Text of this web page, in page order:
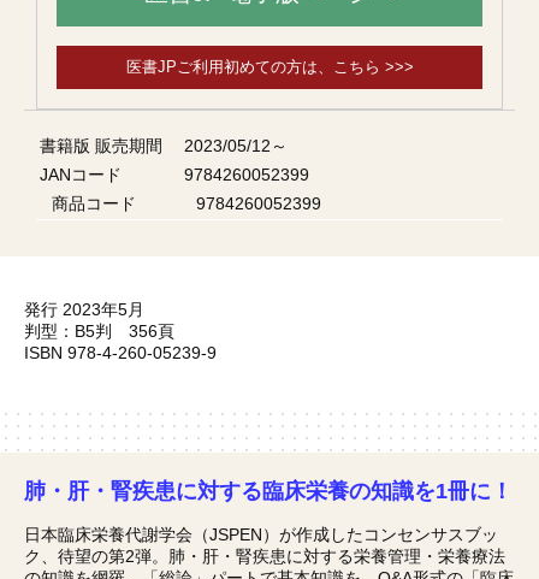
医書JPご利用初めての方は、こちら >>>
書籍版 販売期間
2023/05/12～
JANコード
9784260052399
商品コード
9784260052399
発行 2023年5月
判型：B5判 356頁
ISBN 978-4-260-05239-9
肺・肝・腎疾患に対する臨床栄養の知識を1冊に！
日本臨床栄養代謝学会（JSPEN）が作成したコンセンサスブッ
ク、待望の第2弾。肺・肝・腎疾患に対する栄養管理・栄養療法